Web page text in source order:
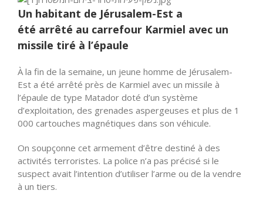
Un habitant de Jérusalem-Est a
été arrêté au carrefour Karmiel avec un
missile tiré à l’épaule
À la fin de la semaine, un jeune homme de Jérusalem-
Est a été arrêté près de Karmiel avec un missile à
l’épaule de type Matador doté d’un système
d’exploitation, des grenades aspergeuses et plus de 1
000 cartouches magnétiques dans son véhicule.
On soupçonne cet armement d’être destiné à des
activités terroristes. La police n’a pas précisé si le
suspect avait l’intention d’utiliser l’arme ou de la vendre
à un tiers.